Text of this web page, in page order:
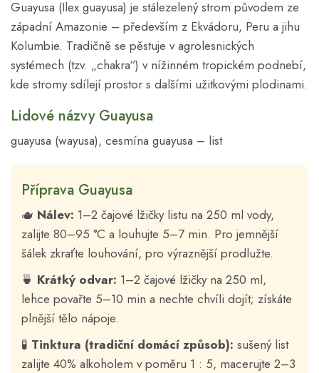
Guayusa (Ilex guayusa) je stálezelený strom původem ze
západní Amazonie – především z Ekvádoru, Peru a jihu
Kolumbie. Tradičně se pěstuje v agrolesnických
systémech (tzv. „chakra“) v nížinném tropickém podnebí,
kde stromy sdílejí prostor s dalšími užitkovými plodinami.
Lidové názvy Guayusa
guayusa (wayusa), cesmína guayusa – list
Příprava Guayusa
🫖 Nálev: 1–2 čajové lžičky listu na 250 ml vody,
zalijte 80–95 °C a louhujte 5–7 min. Pro jemnější
šálek zkraťte louhování, pro výraznější prodlužte.
🍵 Krátký odvar: 1–2 čajové lžičky na 250 ml,
lehce povařte 5–10 min a nechte chvíli dojít; získáte
plnější tělo nápoje.
🧪 Tinktura (tradiční domácí způsob): sušený list
zalijte 40% alkoholem v poměru 1 : 5, macerujte 2–3